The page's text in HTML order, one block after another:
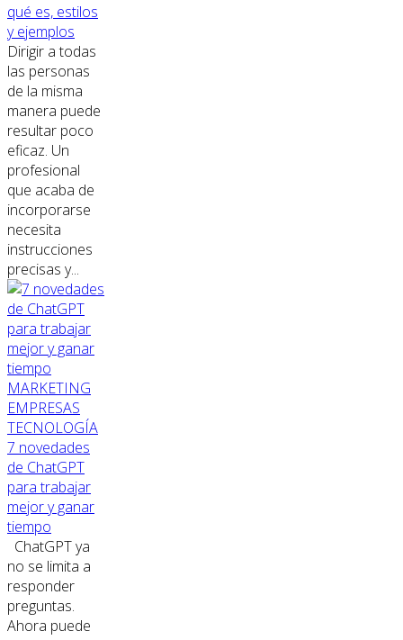
qué es, estilos
y ejemplos
Dirigir a todas
las personas
de la misma
manera puede
resultar poco
eficaz. Un
profesional
que acaba de
incorporarse
necesita
instrucciones
precisas y...
MARKETING
EMPRESAS
TECNOLOGÍA
7 novedades
de ChatGPT
para trabajar
mejor y ganar
tiempo
ChatGPT ya
no se limita a
responder
preguntas.
Ahora puede